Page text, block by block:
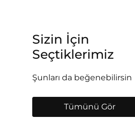
Sizin İçin
Seçtiklerimiz
Şunları da beğenebilirsin
Tümünü Gör